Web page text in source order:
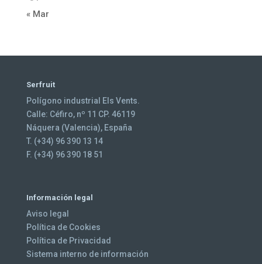
« Mar
Serfruit
Polígono industrial Els Vents.
Calle: Céfiro, nº 11 CP. 46119
Náquera (Valencia), España
T. (+34) 96 390 13 14
F. (+34) 96 390 18 51
Información legal
Aviso legal
Política de Cookies
Política de Privacidad
Sistema interno de información